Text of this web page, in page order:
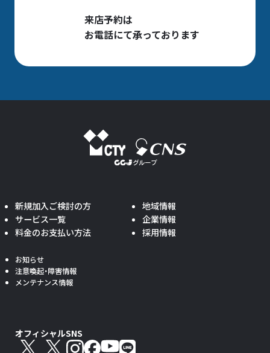
来店予約は
お電話にて承っております
新規加入ご検討の方
サービス一覧
料金のお支払い方法
地域情報
企業情報
採用情報
お知らせ
注意喚起・障害情報
メンテナンス情報
オフィシャルSNS